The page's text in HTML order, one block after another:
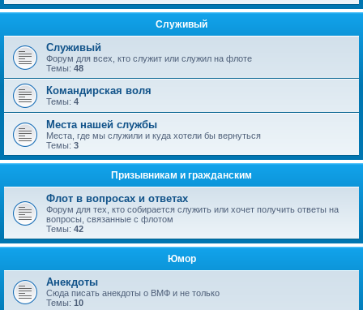
Служивый
Служивый
Форум для всех, кто служит или служил на флоте
Темы: 48
Командирская воля
Темы: 4
Места нашей службы
Места, где мы служили и куда хотели бы вернуться
Темы: 3
Призывникам и гражданским
Флот в вопросах и ответах
Форум для тех, кто собирается служить или хочет получить ответы на
вопросы, связанные с флотом
Темы: 42
Юмор
Анекдоты
Сюда писать анекдоты о ВМФ и не только
Темы: 10